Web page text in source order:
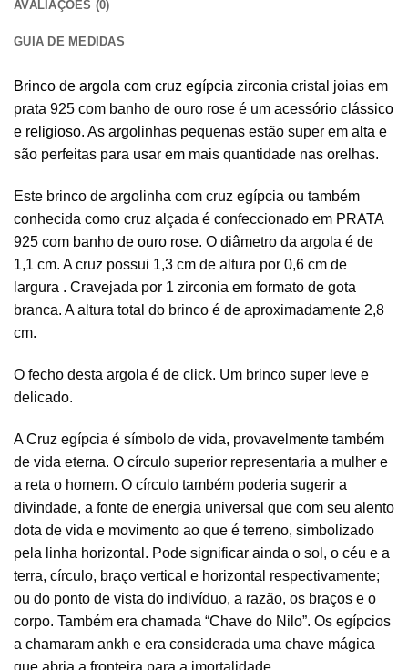
AVALIAÇÕES (0)
GUIA DE MEDIDAS
Brinco de argola com cruz egípcia zirconia cristal joias em
prata 925 com banho de ouro rose é um acessório clássico
e religioso. As argolinhas pequenas estão super em alta e
são perfeitas para usar em mais quantidade nas orelhas.
Este brinco de argolinha com cruz egípcia ou também
conhecida como cruz alçada é confeccionado em PRATA
925 com banho de ouro rose. O diâmetro da argola é de
1,1 cm. A cruz possui 1,3 cm de altura por 0,6 cm de
largura . Cravejada por 1 zirconia em formato de gota
branca. A altura total do brinco é de aproximadamente 2,8
cm.
O fecho desta argola é de click. Um brinco super leve e
delicado.
A Cruz egípcia é símbolo de vida, provavelmente também
de vida eterna. O círculo superior representaria a mulher e
a reta o homem. O círculo também poderia sugerir a
divindade, a fonte de energia universal que com seu alento
dota de vida e movimento ao que é terreno, simbolizado
pela linha horizontal. Pode significar ainda o sol, o céu e a
terra, círculo, braço vertical e horizontal respectivamente;
ou do ponto de vista do indivíduo, a razão, os braços e o
corpo. Também era chamada “Chave do Nilo”. Os egípcios
a chamaram ankh e era considerada uma chave mágica
que abria a fronteira para a imortalidade.